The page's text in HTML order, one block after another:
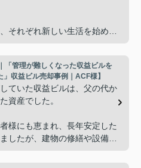
それぞれ新しい生活を始める
広すぎるね。」
え、夫婦二人にちょうど良い
「管理が難しくなった収益ビルを
収益ビル売却事例｜ACF様】
ていた収益ビルは、父の代か
資産でした。
様にも恵まれ、長年安定した
したが、建物の修繕や設備更